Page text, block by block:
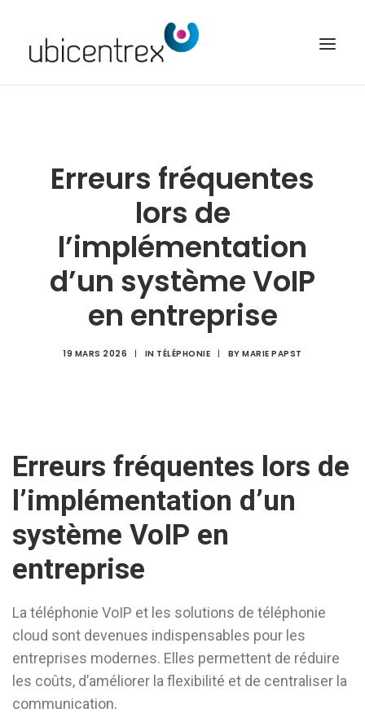
TOUTES NOS FONCTIONNALITÉS
ACCÈS CLIENT
Erreurs fréquentes
lors de
l’implémentation
d’un système VoIP
en entreprise
19 MARS 2026 | IN TÉLÉPHONIE | BYMARIE PAPST
Erreurs fréquentes lors de
l’implémentation d’un
système VoIP en
entreprise
La téléphonie VoIP et les solutions de téléphonie
cloud sont devenues indispensables pour les
entreprises modernes. Elles permettent de réduire
les coûts, d’améliorer la flexibilité et de centraliser la
communication.